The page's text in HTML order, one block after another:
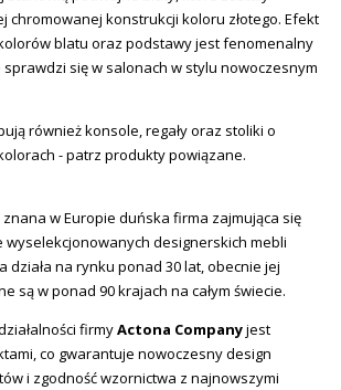
chromowanej konstrukcji koloru złotego. Efekt
blatu oraz podstawy jest fenomenalny
się w salonach w stylu nowoczesnym
również konsole, regały oraz stoliki o
- patrz produkty powiązane.
znana w Europie duńska firma zajmująca się
designerskich mebli
działa na rynku ponad 30 lat, obecnie jej
są w ponad 90 krajach na całym świecie.
firmyActona Companyjest
co gwarantuje nowoczesny design
i zgodność wzornictwa z najnowszymi